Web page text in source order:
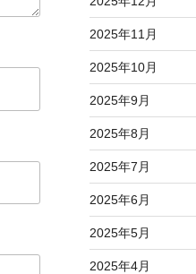
2025年11月
2025年10月
2025年9月
2025年8月
2025年7月
2025年6月
2025年5月
2025年4月